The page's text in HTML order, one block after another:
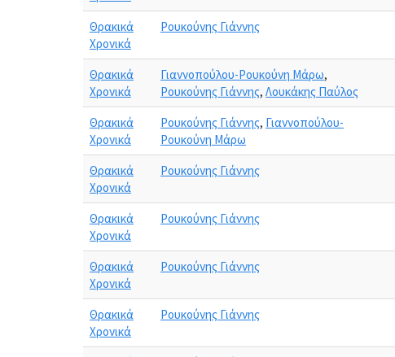
Θρακικά
Χρονικά
Ρουκούνης Γιάννης
Θρακικά
Χρονικά
Γιαννοπούλου-Ρουκούνη Μάρω,
Ρουκούνης Γιάννης, Λουκάκης Παύλος
Θρακικά
Χρονικά
Ρουκούνης Γιάννης, Γιαννοπούλου-
Ρουκούνη Μάρω
Θρακικά
Χρονικά
Ρουκούνης Γιάννης
Θρακικά
Χρονικά
Ρουκούνης Γιάννης
Θρακικά
Χρονικά
Ρουκούνης Γιάννης
Θρακικά
Χρονικά
Ρουκούνης Γιάννης